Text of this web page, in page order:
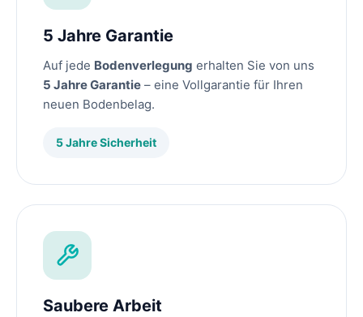
5 Jahre Garantie
Auf jede Bodenverlegung erhalten Sie von uns
5 Jahre Garantie – eine Vollgarantie für Ihren
neuen Bodenbelag.
5 Jahre Sicherheit
Saubere Arbeit